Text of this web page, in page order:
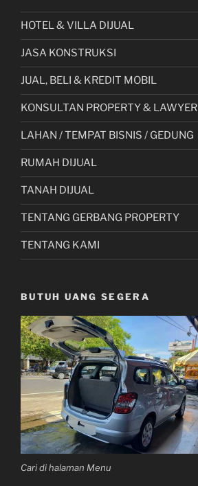
HOTEL & VILLA DIJUAL
JASA KONSTRUKSI
JUAL, BELI & KREDIT MOBIL
KONSULTAN PROPERTY & LAWYER
LAHAN / TEMPAT BISNIS / GEDUNG
RUMAH DIJUAL
TANAH DIJUAL
TENTANG GERBANG PROPERTY
TENTANG KAMI
BUTUH UANG SEGERA
Cari di halaman Menu